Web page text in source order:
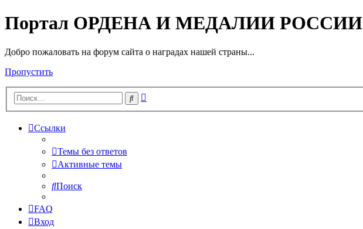
Портал ОРДЕНА И МЕДАЛИИ РОССИИ
Добро пожаловать на форум сайта о наградах нашей страны...
Пропустить
Поиск
Ссылки
Темы без ответов
Активные темы
Поиск
FAQ
Вход